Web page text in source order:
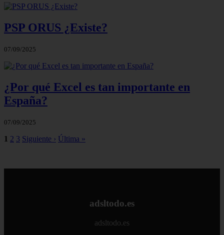
PSP ORUS ¿Existe?
07/09/2025
¿Por qué Excel es tan importante en
España?
07/09/2025
1 2 3 Siguiente › Última »
adsltodo.es
adsltodo.es